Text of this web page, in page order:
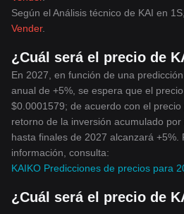
Según el Análisis técnico de KAI en
Vender.
¿Cuál será el precio de
En 2027, en función de una
anual de +5%, se espera que el
$0.0001579; de acuerdo con el
retorno de la inversión acumulado
hasta finales de 2027 alcanzará +5%.
información, consulta:
KAIKO Predicciones de precios para
¿Cuál será el precio de